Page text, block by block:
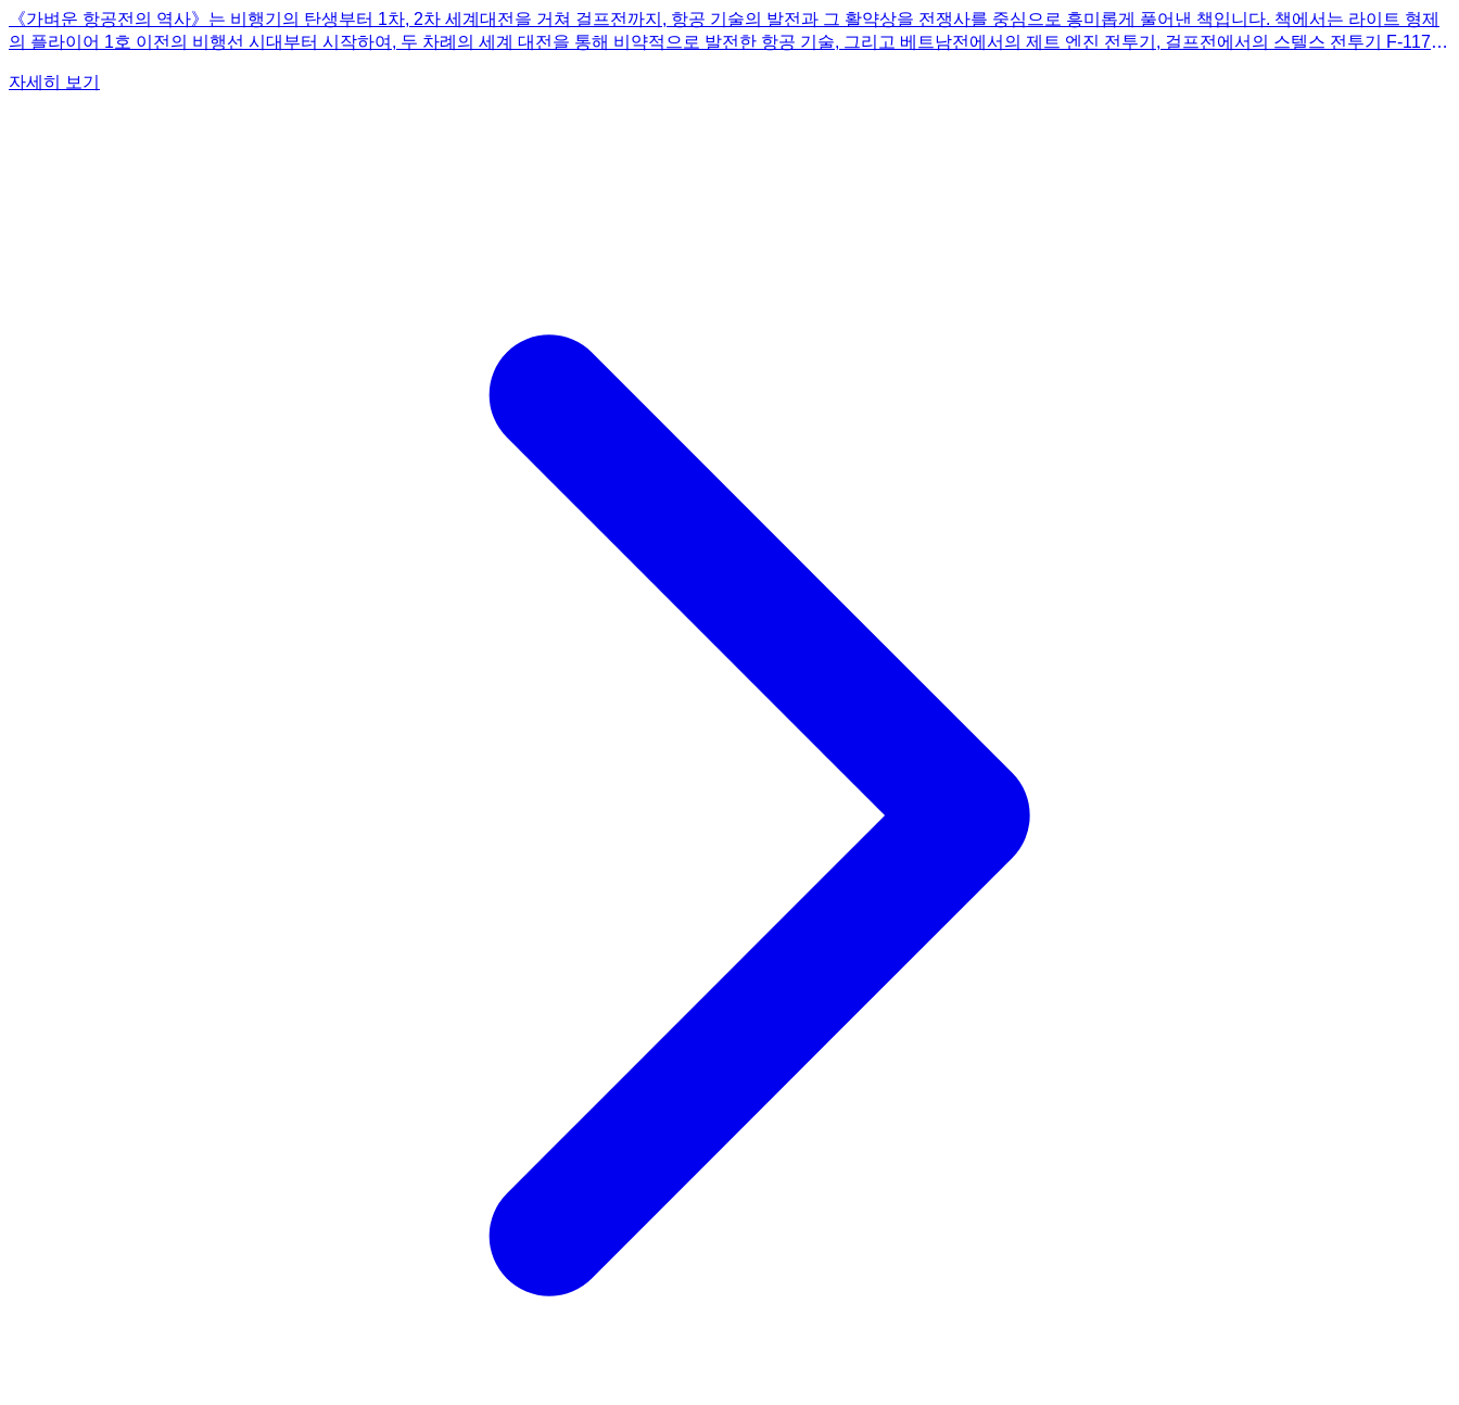
《가벼운 항공전의 역사》는 비행기의 탄생부터 1차, 2차 세계대전을 거쳐 걸프전까지, 항공 기술의 발전과 그 활약상을 전쟁사를 중심으로 흥미롭게 풀어낸 책입니다. 책에서는 라이트 형제
의 플라이어 1호 이전의 비행선 시대부터 시작하여, 두 차례의 세계 대전을 통해 비약적으로 발전한 항공 기술, 그리고 베트남전에서의 제트 엔진 전투기, 걸프전에서의 스텔스 전투기 F-117의
영국군의 '댐 버스터' 작전과 같은 흥미로운 에피소드가 추가되었고, 각 화마다 역사적 배경, 전황도, 비행기, 미사일, 유보트에 대한 상세한 설명이 곁들여져 더욱 깊이 있는 지식을 얻을 수 있
자세히 보기